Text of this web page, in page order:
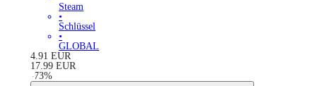
Steam
•
Schlüssel
•
GLOBAL
4.91 EUR
17.99 EUR
-73%